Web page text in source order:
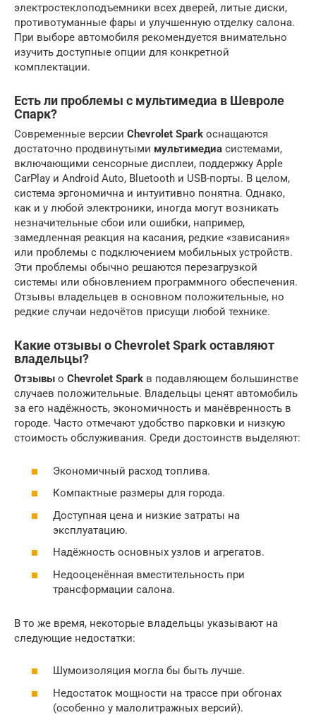
электростеклоподъемники всех дверей, литые диски,
противотуманные фары и улучшенную отделку салона.
При выборе автомобиля рекомендуется внимательно
изучить доступные опции для конкретной
комплектации.
Есть ли проблемы с мультимедиа в Шевроле
Спарк?
Современные версии Chevrolet Spark оснащаются
достаточно продвинутыми мультимедиа системами,
включающими сенсорные дисплеи, поддержку Apple
CarPlay и Android Auto, Bluetooth и USB-порты. В целом,
система эргономична и интуитивно понятна. Однако,
как и у любой электроники, иногда могут возникать
незначительные сбои или ошибки, например,
замедленная реакция на касания, редкие «зависания»
или проблемы с подключением мобильных устройств.
Эти проблемы обычно решаются перезагрузкой
системы или обновлением программного обеспечения.
Отзывы владельцев в основном положительные, но
редкие случаи недочётов присущи любой технике.
Какие отзывы о Chevrolet Spark оставляют
владельцы?
Отзывы о Chevrolet Spark в подавляющем большинстве
случаев положительные. Владельцы ценят автомобиль
за его надёжность, экономичность и манёвренность в
городе. Часто отмечают удобство парковки и низкую
стоимость обслуживания. Среди достоинств выделяют:
Экономичный расход топлива.
Компактные размеры для города.
Доступная цена и низкие затраты на
эксплуатацию.
Надёжность основных узлов и агрегатов.
Недооценённая вместительность при
трансформации салона.
В то же время, некоторые владельцы указывают на
следующие недостатки:
Шумоизоляция могла бы быть лучше.
Недостаток мощности на трассе при обгонах
(особенно у малолитражных версий).